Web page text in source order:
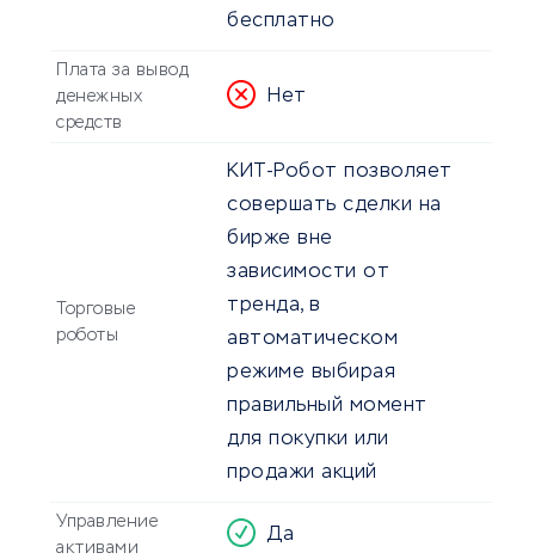
бесплатно
Плата за вывод
денежных
средств
Нет
Торговые
роботы
КИТ-Робот позволяет
совершать сделки на
бирже вне
зависимости от
тренда, в
автоматическом
режиме выбирая
правильный момент
для покупки или
продажи акций
Управление
активами
Да